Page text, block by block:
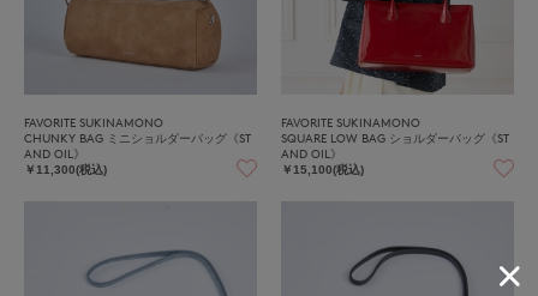
FAVORITE SUKINAMONO
CHUNKY BAG ミニショルダーバッグ《ST
AND OIL》
￥11,300(税込)
FAVORITE SUKINAMONO
SQUARE LOW BAG ショルダーバッグ《ST
AND OIL》
￥15,100(税込)